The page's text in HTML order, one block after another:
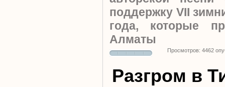
поддержку VII
года, которые
Алматы
Просмотров: 4462
Разгром в